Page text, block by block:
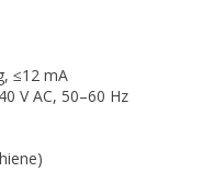
≤12 mA
V AC, 50–60 Hz